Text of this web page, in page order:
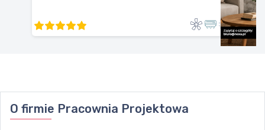
O firmie Pracownia Projektowa